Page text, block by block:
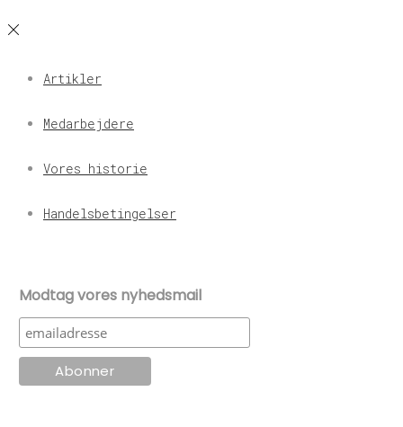
Artikler
Medarbejdere
Vores historie
Handelsbetingelser
Modtag vores nyhedsmail